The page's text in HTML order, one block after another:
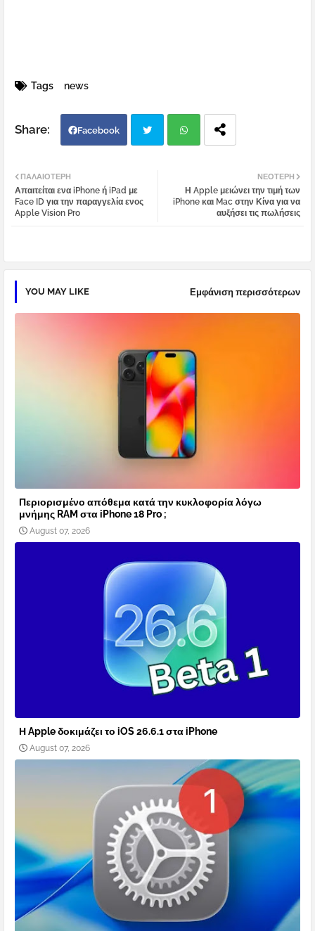
Tags news
Facebook
atsa
ΝΕΌΤΕΡΗ
Η Apple μειώνει την τιμή των
iPhone και Mac στην Κίνα για να
αυξήσει τις πωλήσεις
ΠΑΛΑΙΌΤΕΡΗ
Απαιτείται ενα iPhone ή iPad με
Face ID για την παραγγελία ενος
Apple Vision Pro
YOU MAY LIKE Εμφάνιση περισσότερων
Περιορισμένο απόθεμα κατά την κυκλοφορία λόγω
μνήμης RAM στα iPhone 18 Pro ;
August 07, 2026
Η Apple δοκιμάζει το iOS 26.6.1 στα iPhone
August 07, 2026